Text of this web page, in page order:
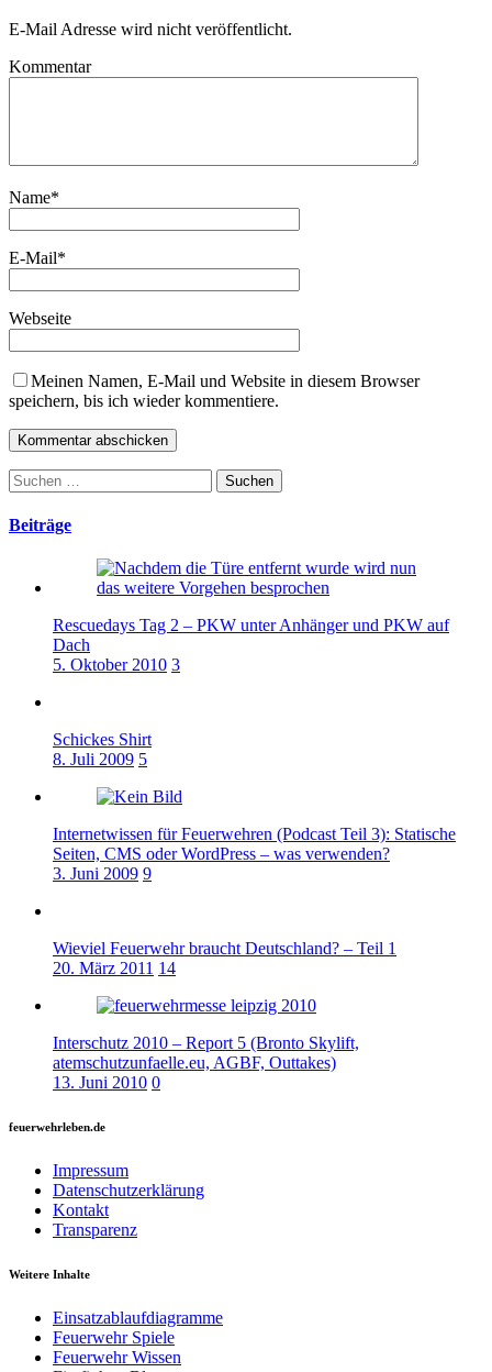
E-Mail Adresse wird nicht veröffentlicht.
Kommentar
Name*
E-Mail*
Webseite
Meinen Namen, E-Mail und Website in diesem Browser
speichern, bis ich wieder kommentiere.
Suchen
nach:
Beiträge
Rescuedays Tag 2 – PKW unter Anhänger und PKW auf
Dach
5. Oktober 2010 3
Schickes Shirt
8. Juli 2009 5
Internetwissen für Feuerwehren (Podcast Teil 3): Statische
Seiten, CMS oder WordPress – was verwenden?
3. Juni 2009 9
Wieviel Feuerwehr braucht Deutschland? – Teil 1
20. März 2011 14
Interschutz 2010 – Report 5 (Bronto Skylift,
atemschutzunfaelle.eu, AGBF, Outtakes)
13. Juni 2010 0
feuerwehrleben.de
Impressum
Datenschutzerklärung
Kontakt
Transparenz
Weitere Inhalte
Einsatzablaufdiagramme
Feuerwehr Spiele
Feuerwehr Wissen